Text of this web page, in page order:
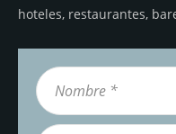
hoteles, restaurantes,